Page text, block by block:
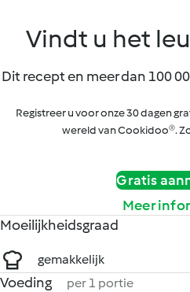
Vindt u het
Dit recept en meer dan 100
Registreer u voor onze 30 dagen
wereld van Cookidoo®.
Gratis
Meer
Moeilijkheidsgraad
gemakkelijk
Voeding per 1 portie